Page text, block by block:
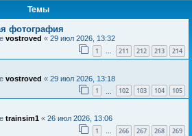
Темы
фотография
vostroved « 29 июл 2026, 13:32
1 … 211 212 213 214
vostroved « 29 июл 2026, 13:18
1 102 103 104 105
trainsim1 « 26 июл 2026, 13:06
1 … 266 267 268 269